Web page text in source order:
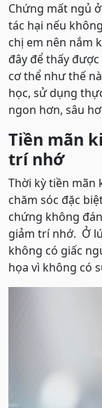
Chứng mất ngủ
tác hại nếu
chị em nên nắm
đây để thấy
cơ thể như thế
học, sử dụng
ngon hơn, sâu
Tiền mãn
trí nhớ
Thời kỳ tiền mãn
chăm sóc đặc
chứng không
giảm trí nhớ. Ở
không có giấc
họa vì không có